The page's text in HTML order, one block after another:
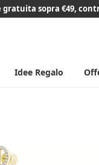
gratuita sopra €49,
Idee Regalo